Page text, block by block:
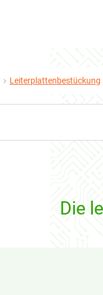
Leiterplattenbestückung
Die